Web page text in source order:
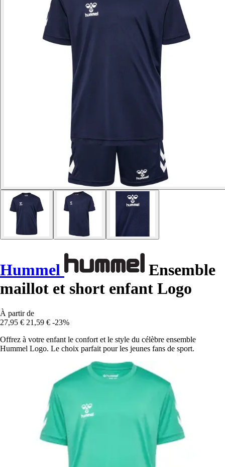
Hummel
Ensemble
maillot et short enfant Logo
À partir de
27,95 € 21,59 € -23%
Offrez à votre enfant le confort et le style du célèbre ensemble
Hummel Logo. Le choix parfait pour les jeunes fans de sport.